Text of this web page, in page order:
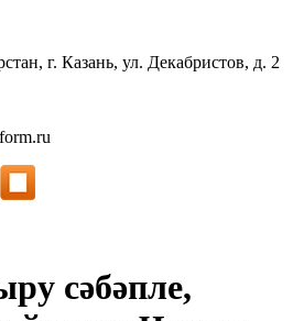
г. Казань, ул. Декабристов, д. 2
сәбәпле,